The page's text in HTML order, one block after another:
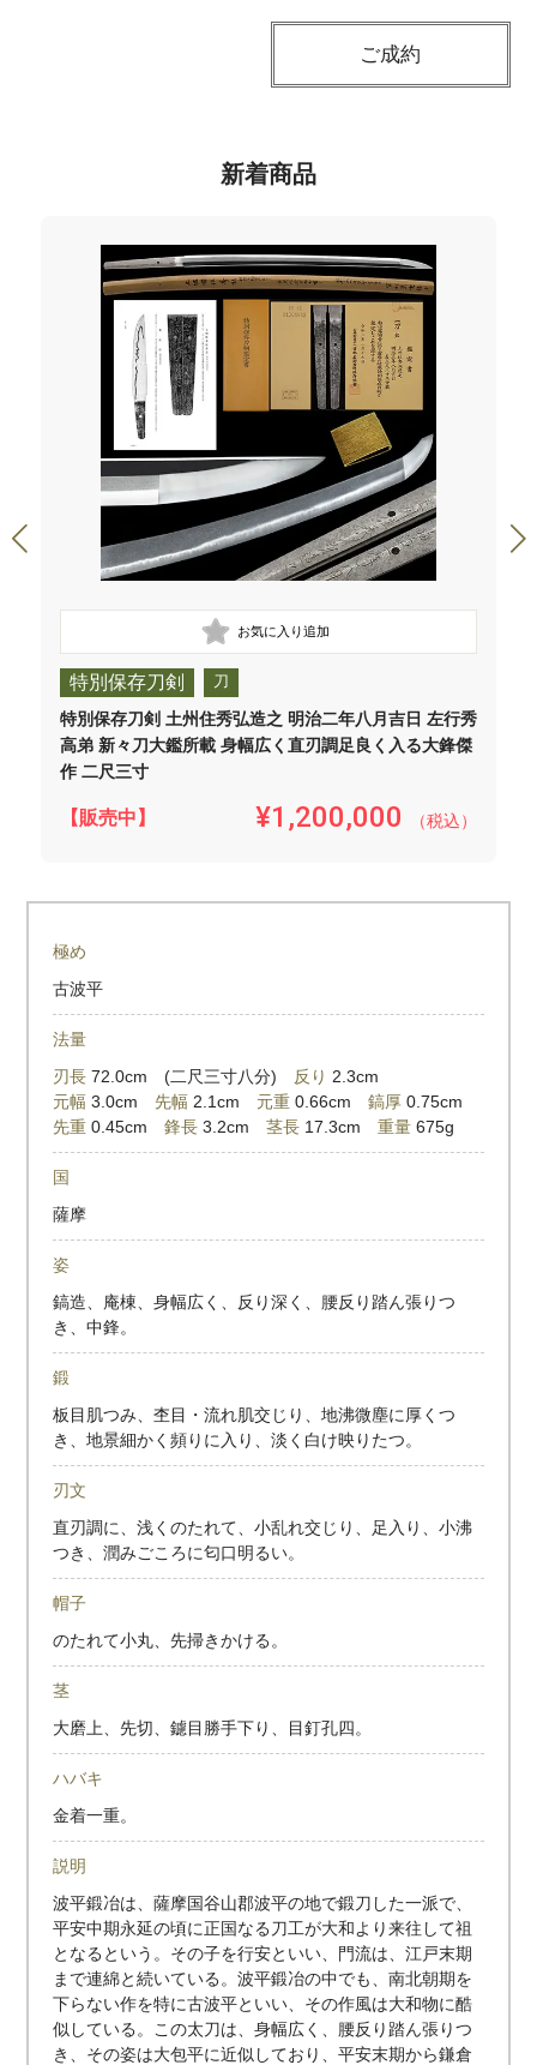
ご成約
新着商品
特別保存刀剣 刀
特別保存刀剣 土州住秀弘造之 明治二年八月吉日 左行秀
高弟 新々刀大鑑所載 身幅広く直刃調足良く入る大鋒傑
作 二尺三寸
【販売中】 ¥1,200,000 （税込）
極め
古波平
法量
刃長 72.0cm (二尺三寸八分) 反り 2.3cm
元幅 3.0cm 先幅 2.1cm 元重 0.66cm鎬厚 0.75cm
先重 0.45cm鋒長 3.2cm茎長 17.3cm重量 675g
国
薩摩
姿
鎬造、庵棟、身幅広く、反り深く、腰反り踏ん張りつ
き、中鋒。
鍛
板目肌つみ、杢目・流れ肌交じり、地沸微塵に厚くつ
き、地景細かく頻りに入り、淡く白け映りたつ。
刃文
直刃調に、浅くのたれて、小乱れ交じり、足入り、小沸
つき、潤みごころに匂口明るい。
帽子
のたれて小丸、先掃きかける。
茎
大磨上、先切、鑢目勝手下り、目釘孔四。
ハバキ
金着一重。
説明
波平鍛冶は、薩摩国谷山郡波平の地で鍛刀した一派で、
平安中期永延の頃に正国なる刀工が大和より来往して祖
となるという。その子を行安といい、門流は、江戸末期
まで連綿と続いている。波平鍛冶の中でも、南北朝期を
下らない作を特に古波平といい、その作風は大和物に酷
似している。この太刀は、身幅広く、腰反り踏ん張りつ
き、その姿は大包平に近似しており、平安末期から鎌倉